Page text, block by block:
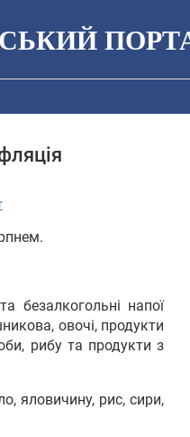
безалкогольні напої
овочі, продукти
рибу та продукти з
яловичину, рис, сири,